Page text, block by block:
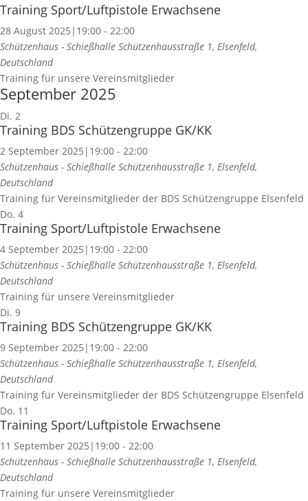
Training Sport/Luftpistole Erwachsene
28 August 2025|19:00 - 22:00
Schützenhaus - Schießhalle Schützenhausstraße 1, Elsenfeld,
Deutschland
Training für unsere Vereinsmitglieder
September 2025
Di. 2
Training BDS Schützengruppe GK/KK
2 September 2025|19:00 - 22:00
Schützenhaus - Schießhalle Schützenhausstraße 1, Elsenfeld,
Deutschland
Training für Vereinsmitglieder der BDS Schützengruppe Elsenfeld
Do. 4
Training Sport/Luftpistole Erwachsene
4 September 2025|19:00 - 22:00
Schützenhaus - Schießhalle Schützenhausstraße 1, Elsenfeld,
Deutschland
Training für unsere Vereinsmitglieder
Di. 9
Training BDS Schützengruppe GK/KK
9 September 2025|19:00 - 22:00
Schützenhaus - Schießhalle Schützenhausstraße 1, Elsenfeld,
Deutschland
Training für Vereinsmitglieder der BDS Schützengruppe Elsenfeld
Do. 11
Training Sport/Luftpistole Erwachsene
11 September 2025|19:00 - 22:00
Schützenhaus - Schießhalle Schützenhausstraße 1, Elsenfeld,
Deutschland
Training für unsere Vereinsmitglieder